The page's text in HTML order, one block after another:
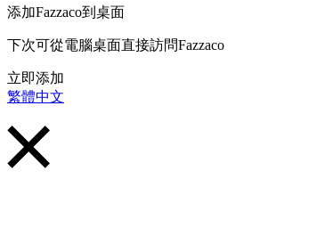
添加Fazzaco到桌面
下次可從電腦桌面直接訪問Fazzaco
立即添加
繁體中文